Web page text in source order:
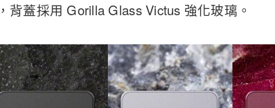
背蓋採用 Gorilla Glass Victus 強化玻璃。